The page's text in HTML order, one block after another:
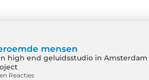
mensen
high end geluidsstudio in
Reacties